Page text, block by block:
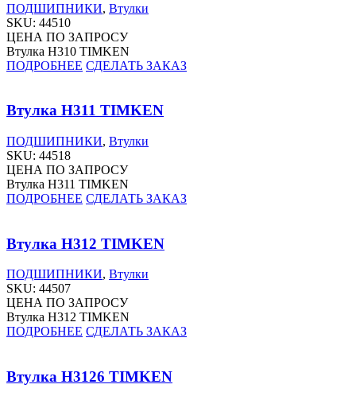
ПОДШИПНИКИ, Втулки
SKU: 44510
ЦЕНА ПО ЗАПРОСУ
Втулка H310 TIMKEN
ПОДРОБНЕЕ СДЕЛАТЬ ЗАКАЗ
Втулка H311 TIMKEN
ПОДШИПНИКИ, Втулки
SKU: 44518
ЦЕНА ПО ЗАПРОСУ
Втулка H311 TIMKEN
ПОДРОБНЕЕ СДЕЛАТЬ ЗАКАЗ
Втулка H312 TIMKEN
ПОДШИПНИКИ, Втулки
SKU: 44507
ЦЕНА ПО ЗАПРОСУ
Втулка H312 TIMKEN
ПОДРОБНЕЕ СДЕЛАТЬ ЗАКАЗ
Втулка H3126 TIMKEN